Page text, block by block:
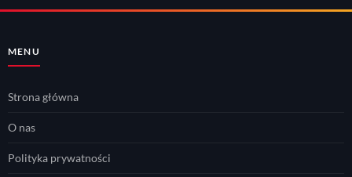
MENU
Strona główna
O nas
Polityka prywatności